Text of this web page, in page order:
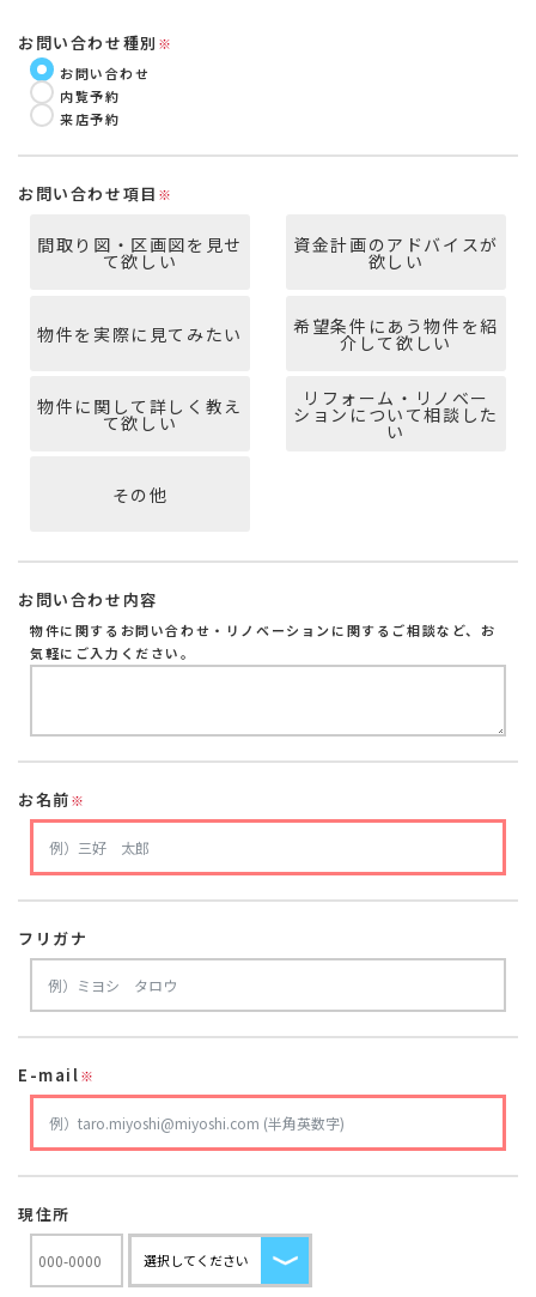
お問い合わせ種別 ※
お問い合わせ
内覧予約
来店予約
お問い合わせ項目 ※
間取り図・区画図を見せ
て欲しい
資金計画のアドバイスが
欲しい
物件を実際に見てみたい 希望条件にあう物件を紹
介して欲しい
物件に関して詳しく教え
て欲しい
リフォーム・リノベー
ションについて相談した
い
その他
お問い合わせ内容
物件に関するお問い合わせ・リノベーションに関するご相談など、お
気軽にご入力ください。
お名前※
フリガナ
E-mail※
現住所